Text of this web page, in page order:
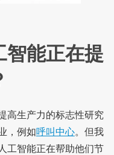
智能正在提
高生产力的标志性研究
，例如呼叫中心。但我
工智能正在帮助他们节